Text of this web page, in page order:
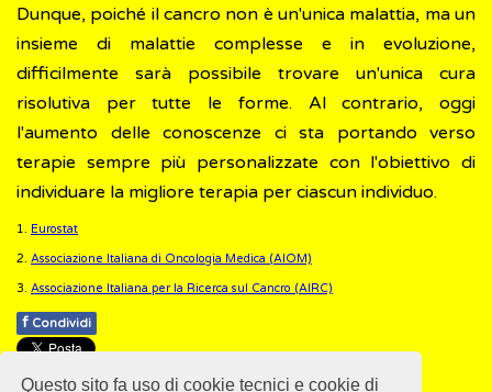
Questo sito fa uso di cookie tecnici e cookie di
Dunque, poiché il cancro non è un'unica malattia, ma un
insieme di malattie complesse e in evoluzione,
difficilmente sarà possibile trovare un'unica cura
risolutiva per tutte le forme. Al contrario, oggi
l'aumento delle conoscenze ci sta portando verso
terapie sempre più personalizzate con l'obiettivo di
individuare la migliore terapia per ciascun individuo.
1. Eurostat
2. Associazione Italiana di Oncologia Medica (AIOM)
3. Associazione Italiana per la Ricerca sul Cancro (AIRC)
f Condividi
Pubblicato: 28 Febbraio 2018